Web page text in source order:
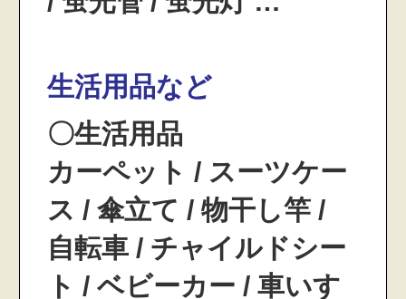
生活用品など
〇生活用品
カーペット / スーツケー
ス / 傘立て / 物干し竿 /
自転車 / チャイルドシー
ト / ベビーカー / 車いす